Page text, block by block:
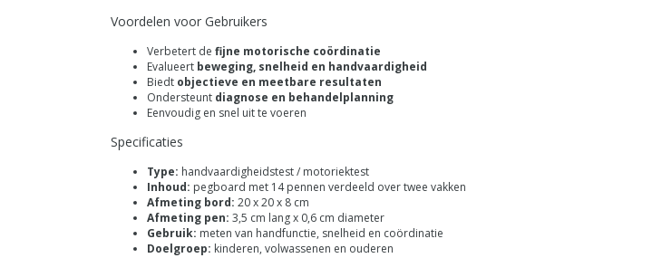
Voordelen voor Gebruikers
Verbetert de fijne motorische coördinatie
Evalueert beweging, snelheid en handvaardigheid
Biedt objectieve en meetbare resultaten
Ondersteunt diagnose en behandelplanning
Eenvoudig en snel uit te voeren
Specificaties
Type: handvaardigheidstest / motoriektest
Inhoud: pegboard met 14 pennen verdeeld over twee vakken
Afmeting bord: 20 x 20 x 8 cm
Afmeting pen: 3,5 cm lang x 0,6 cm diameter
Gebruik: meten van handfunctie, snelheid en coördinatie
Doelgroep: kinderen, volwassenen en ouderen